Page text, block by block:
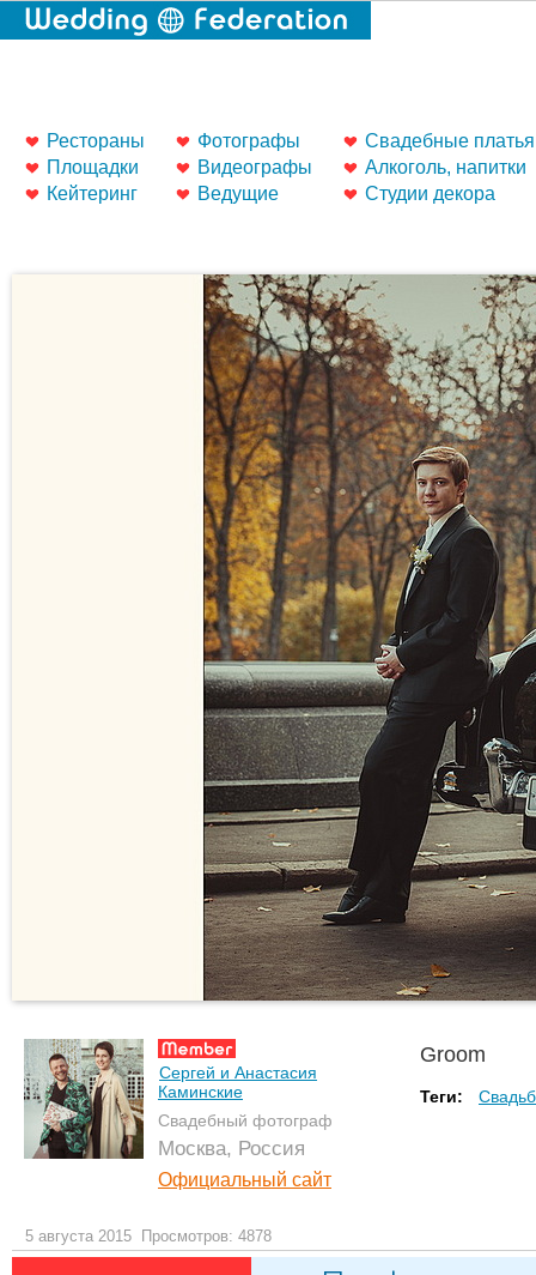
Рестораны
Площадки
Кейтеринг
Фотографы
Видеографы
Ведущие
Свадебные платья
Алкоголь, напитки
Студии декора
Сергей и Анастасия
Каминские
Свадебный фотограф
Москва, Россия
Официальный сайт
Groom
Теги:
5 августа 2015 Просмотров: 4878